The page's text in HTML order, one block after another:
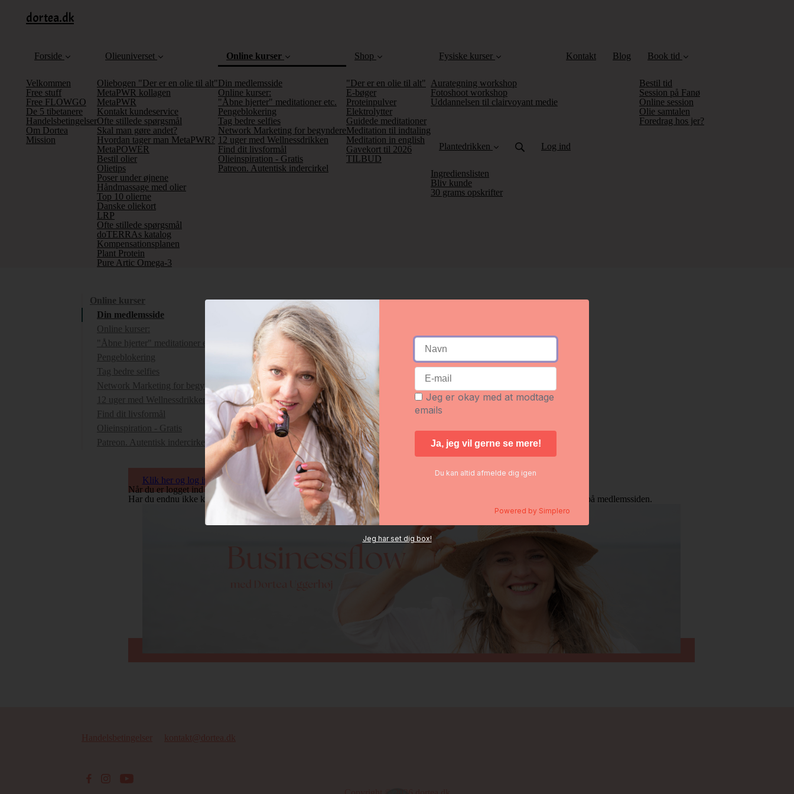
dortea.dk
Forside
Velkommen
Free stuff
Free FLOWGO
De 5 tibetanere
Handelsbetingelser
Om Dortea
Mission
Olieuniverset
Oliebogen "Der er en olie til alt"
MetaPWR kollagen
MetaPWR
Kontakt kundeservice
Ofte stillede spørgsmål
Skal man gøre andet?
Hvordan tager man MetaPWR?
MetaPOWER
Bestil olier
Olietips
Poser under øjnene
Håndmassage med olier
Top 10 olierne
Danske oliekort
LRP
Ofte stillede spørgsmål
doTERRAs katalog
Kompensationsplanen
Plant Protein
Pure Artic Omega-3
Online kurser
Din medlemsside(current)
Online kurser:
"Åbne hjerter" meditationer etc.
Pengeblokering
Tag bedre selfies
Network Marketing for begyndere
12 uger med Wellnessdrikken
Find dit livsformål
Olieinspiration - Gratis
Patreon. Autentisk indercirkel
Shop
"Der er en olie til alt"
E-bøger
Proteinpulver
Elektrolytter
Guidede meditationer
Meditation til indtaling
Meditation in english
Gavekort til 2026
TILBUD
Fysiske kurser
Aurategning workshop
Fotoshoot workshop
Uddannelsen til clairvoyant medie
Kontakt Blog Book tid
Bestil tid
Session på Fanø
Online session
Olie samtalen
Foredrag hos jer?
Plantedrikken
Ingredienslisten
Bliv kunde
30 grams opskrifter
Log ind
Online kurser
Din medlemsside
Online kurser:
"Åbne hjerter" meditationer etc.
Pengeblokering
Tag bedre selfies
Network Marketing for begyndere
12 uger med Wellnessdrikken
Find dit livsformål
Olieinspiration - Gratis
Patreon. Autentisk indercirkel
Klik her og log ind på din profil
Når du er logget ind på medlemssiden kommer dudirektetil de kurser du har købt.
Har du endnu ikke købt noget, kan du fx "købe"FLOWGO (sjov bevægelse) til NUL kroner. Derefter kan du komme ind på medlemssiden.
Jeg er okay med at modtage
emails
Du kan altid afmelde dig igen
Powered by Simplero
Jeg har set dig box!